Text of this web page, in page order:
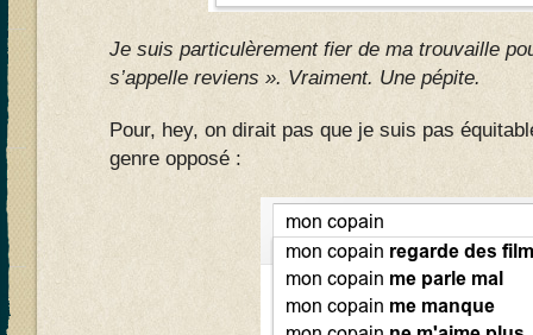
Je suis particulèrement fier de ma trouvaille
s’appelle reviens ». Vraiment. Une pépite.
Pour, hey, on dirait pas que je suis pas
genre opposé :